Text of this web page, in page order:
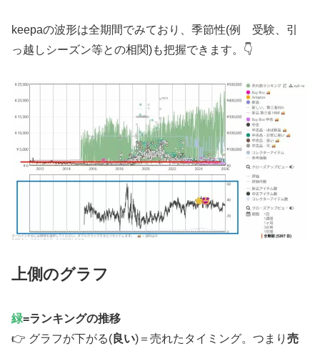
keepaの波形は全期間でみており、季節性(例 受験、引
っ越しシーズン等との相関)も把握できます。👇
上側のグラフ
緑=ランキングの推移
👉 グラフが下がる( 良い)＝売れたタイミング。つまり 売